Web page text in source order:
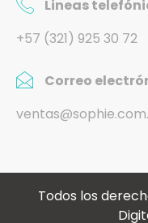
Lineas
+57 (321) 925 30 72
Correo
Todos los